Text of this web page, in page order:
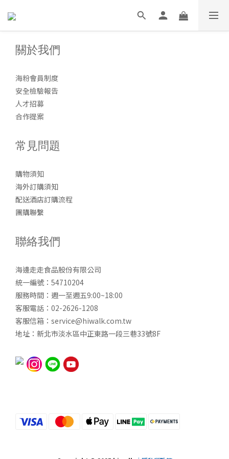
關於我們
海粉會員制度
安全檢驗報告
人才招募
合作提案
常見問題
購物須知
海外訂購須知
配送酒店訂購流程
團購聯繫
聯絡我們
海邊走走食品股份有限公司
統一編號：54710204
服務時間：週一至週五9:00~18:00
客服電話：02-2626-1208
客服信箱：service@hiwalk.com.tw
地址：新北市淡水區中正東路一段三巷33號8F